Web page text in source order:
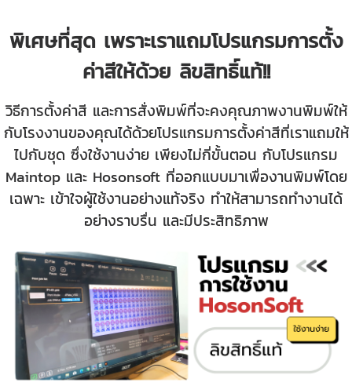
พิเศษที่สุด เพราะเราแถมโปรแกรมการตั้ง
ค่าสีให้ด้วย ลิขสิทธิ์แท้!!
วิธีการตั้งค่าสี และการสั่งพิมพ์ที่จะคงคุณภาพงานพิมพ์ให้
กับโรงงานของคุณได้ด้วยโปรแกรมการตั้งค่าสีที่เราแถมให้
ไปกับชุด ซึ่งใช้งานง่าย เพียงไม่กี่ขั้นตอน กับโปรแกรม
Maintop และ Hosonsoft ที่ออกแบบมาเพื่องานพิมพ์โดย
เฉพาะ เข้าใจผู้ใช้งานอย่างแท้จริง ทำให้สามารถทำงานได้
อย่างราบรื่น และมีประสิทธิภาพ